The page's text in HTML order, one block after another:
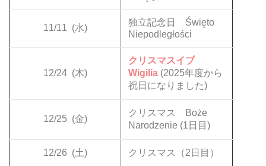
11/11 (水)
独立記念日 Święto
Niepodległości
12/24 (木)
クリスマスイブ
Wigilia (2025年度から
祝日になりました)
12/25 (金)
クリスマス Boże
Narodzenie (1日目)
12/26 (土) クリスマス（2日目）